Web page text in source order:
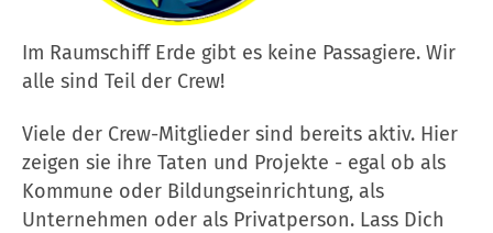
Im Raumschiff Erde gibt es keine Passagiere. Wir
alle sind Teil der Crew!
Viele der Crew-Mitglieder sind bereits aktiv. Hier
zeigen sie ihre Taten und Projekte - egal ob als
Kommune oder Bildungseinrichtung, als
Unternehmen oder als Privatperson. Lass Dich